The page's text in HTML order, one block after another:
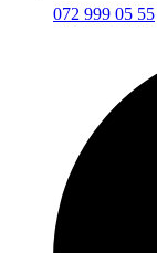
072 999 05 55